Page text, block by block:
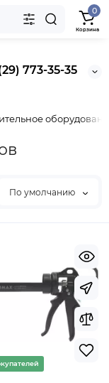
773-35-35
0
Корзина
По умолчанию